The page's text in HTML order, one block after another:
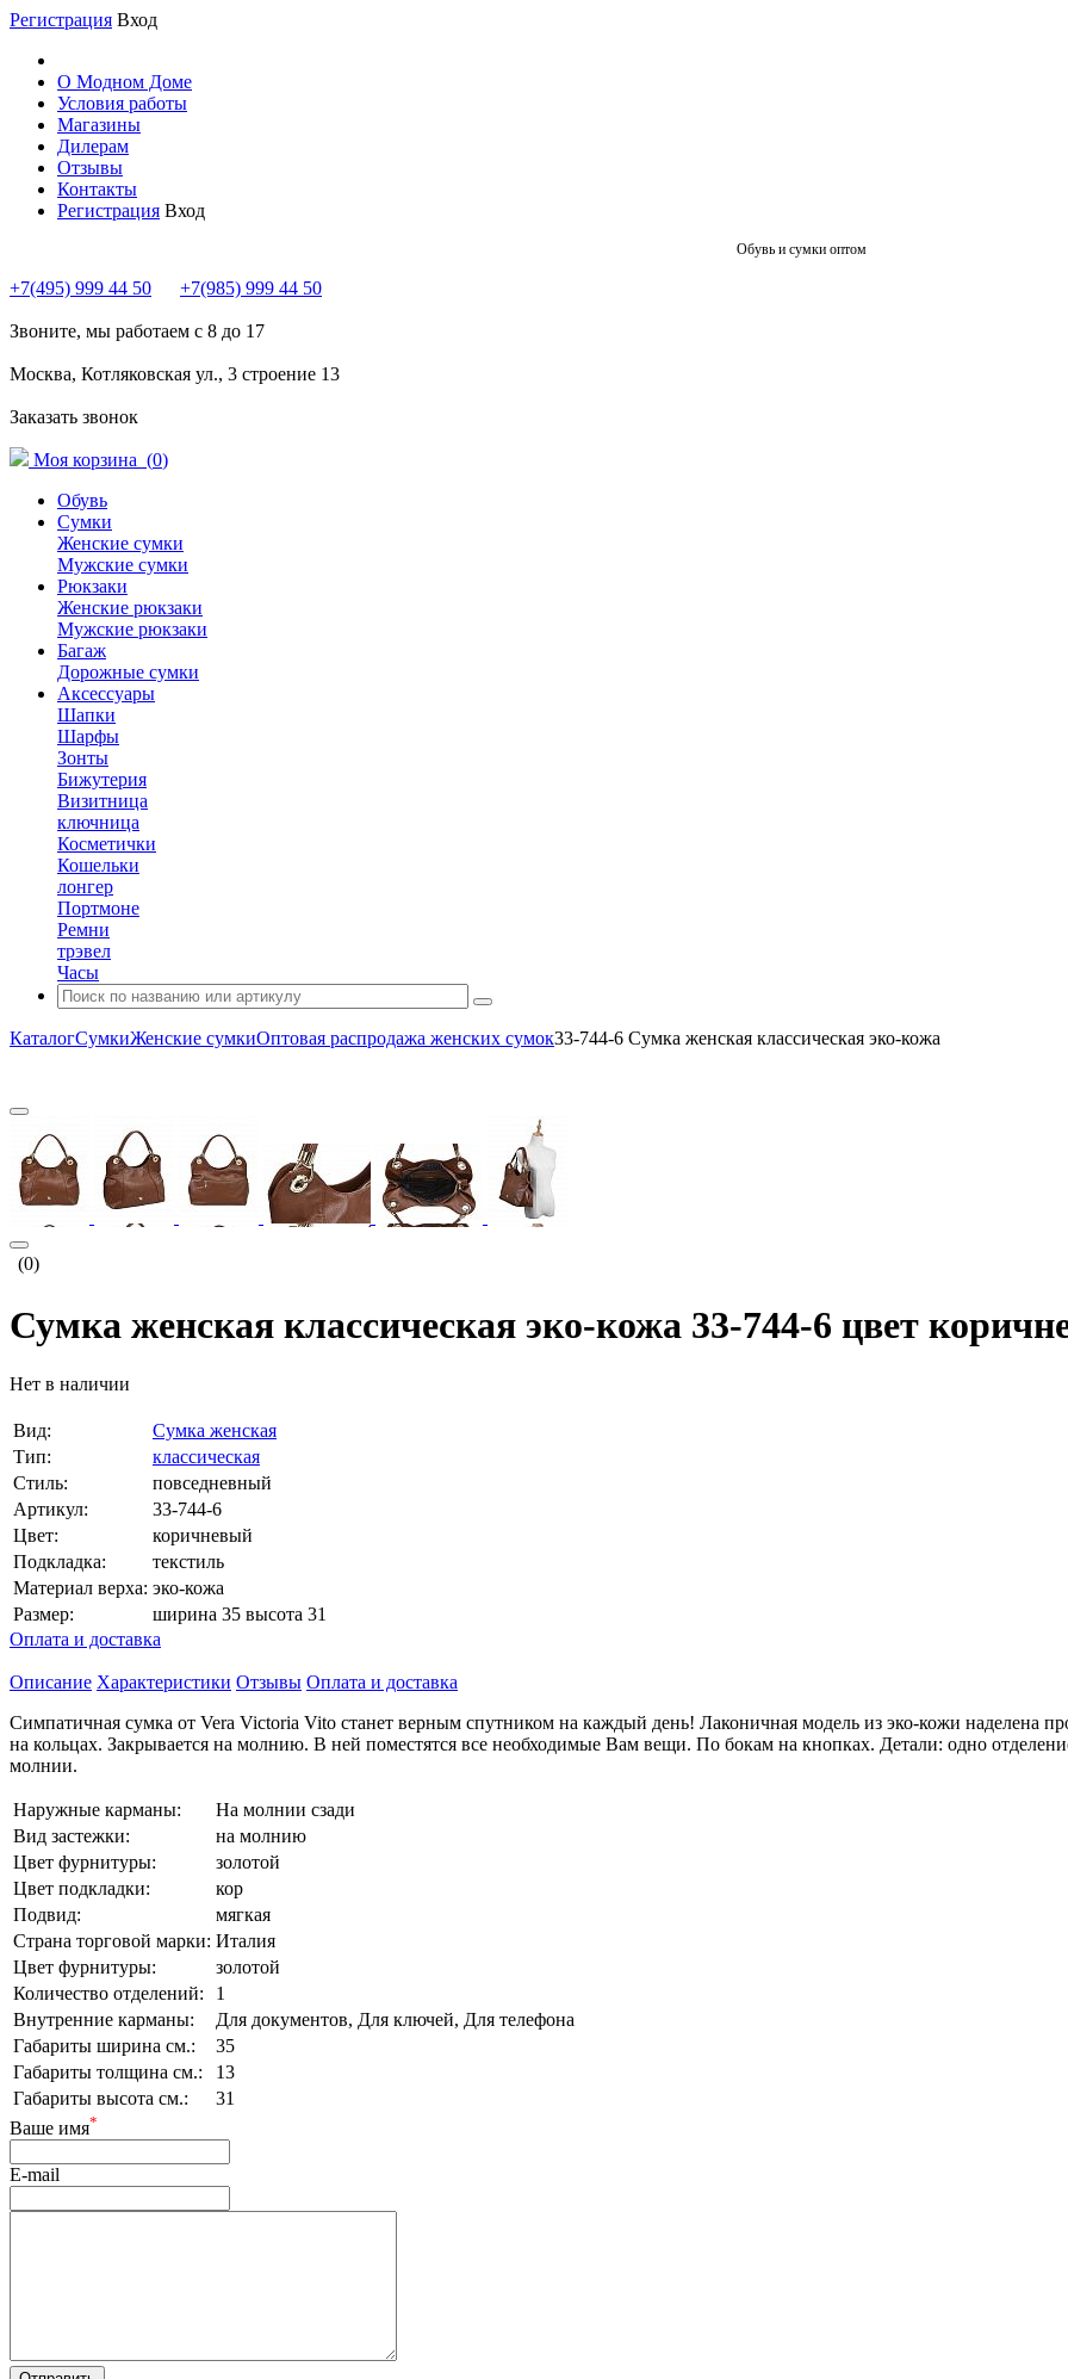
Регистрация Вход
О Модном Доме
Условия работы
Магазины
Дилерам
Отзывы
Контакты
Регистрация Вход
Обувь и сумки оптом
+7(495) 999 44 50 +7(985) 999 44 50
Звоните, мы работаем с 8 до 17
Москва, Котляковская ул., 3 строение 13
Заказать звонок
Моя корзина (0)
Обувь
Сумки
Женские сумки
Мужские сумки
Рюкзаки
Женские рюкзаки
Мужские рюкзаки
Багаж
Дорожные сумки
Аксессуары
Шапки
Шарфы
Зонты
Бижутерия
Визитница
ключница
Косметички
Кошельки
лонгер
Портмоне
Ремни
трэвел
Часы
КаталогСумкиЖенские сумкиОптовая распродажа женских сумок33-744-6 Сумка женская классическая эко-кожа
(0)
Сумка женская классическая эко-кожа 33-744-6 цвет
Нет в наличии
Вид:
Сумка женская
Тип:
классическая
Стиль:
повседневный
Артикул:
33-744-6
Цвет:
коричневый
Подкладка:
текстиль
Материал верха: эко-кожа
Размер:
ширина 35 высота 31
Оплата и доставка
Описание Характеристики Отзывы Оплата и доставка
Симпатичная сумка от Vera Victoria Vito станет верным спутником на каждый день! Лаконичная модель из эко-кожи наделена
на кольцах. Закрывается на молнию. В ней поместятся все необходимые Вам вещи. По бокам на кнопках. Детали: одно
молнии.
Наружные карманы:
На молнии сзади
Вид застежки:
на молнию
Цвет фурнитуры:
золотой
Цвет подкладки:
кор
Подвид:
мягкая
Страна торговой марки: Италия
Цвет фурнитуры:
золотой
Количество отделений:
1
Внутренние карманы:
Для документов, Для ключей, Для телефона
Габариты ширина см.:
35
Габариты толщина см.:
13
Габариты высота см.:
31
Ваше имя*
E-mail